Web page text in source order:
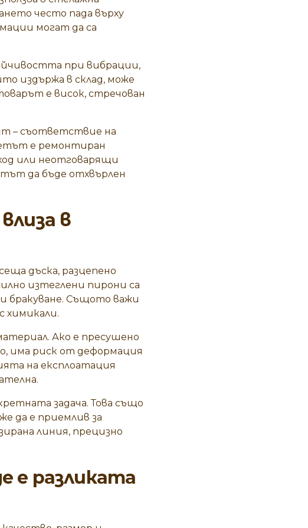
често пада върху
могат да са
при вибрации,
издържа в склад, може
е висок, стречован
– съответствие на
е ремонтиран
или неотговарящи
да бъде отхвърлен
в
дъска, разцепено
изтеглени пирони са
бракуване. Същото важи
химикали.
Ако е пресушено
има риск от деформация
на експлоатация
задача. Това също
да е приемлив за
линия, прецизно
е разликата